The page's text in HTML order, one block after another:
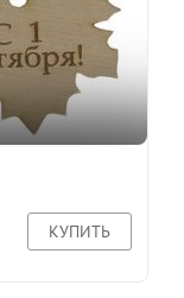
КУПИТЬ